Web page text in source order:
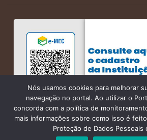
Nós usamos cookies para melhorar
navegação no portal. Ao utilizar o
concorda com a política de
mais informações sobre como isso é
Proteção de Dados Pessoais